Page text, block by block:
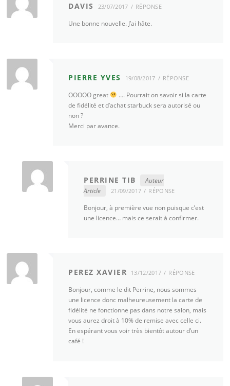
DAVIS 23/07/2017 RÉPONSE
Une bonne nouvelle. J’ai hâte.
PIERRE YVES 19/08/2017 RÉPONSE
OOOOO great
…. Pourrait on savoir si la carte
de fidélité et d’achat starbuck sera autorisé ou
non ?
Merci par avance.
PERRINE TIB
Auteur
Article
21/09/2017 RÉPONSE
Bonjour, à première vue non puisque c’est
une licence… mais ce serait à confirmer.
PEREZ XAVIER 13/12/2017 RÉPONSE
Bonjour, comme le dit Perrine, nous sommes
une licence donc malheureusement la carte de
fidélité ne fonctionne pas dans notre salon, mais
vous aurez droit à 10% de remise avec celle ci.
En espérant vous voir très bientôt autour d’un
café !